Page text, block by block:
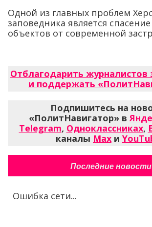
Одной из главных проблем
заповедника является
объектов от современной
Отблагодарить журналистов
и поддержать
Подпишитесь на
«ПолитНавигатор» в
Telegram, Одноклассниках,
каналы Max и
Последние новости
Ошибка сети...